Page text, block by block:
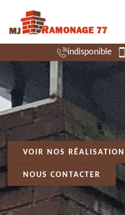
indisponible
VOIR NOS
NOUS CONTACTER